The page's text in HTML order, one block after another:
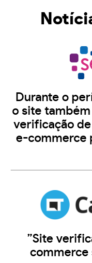
Durante o
o site
verificação
e-commerce
”Site
commerce